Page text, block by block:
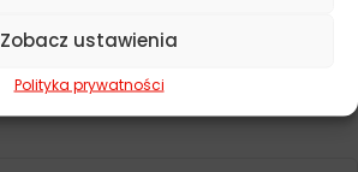
Zobacz ustawienia
Polityka prywatności